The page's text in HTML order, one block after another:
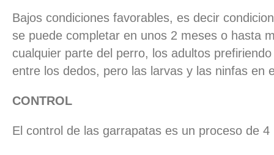
Bajos condiciones favorables, es decir
se puede completar en unos 2 meses o hasta
cualquier parte del perro, los adultos
entre los dedos, pero las larvas y las ninfas en
CONTROL
El control de las garrapatas es un proceso de 4